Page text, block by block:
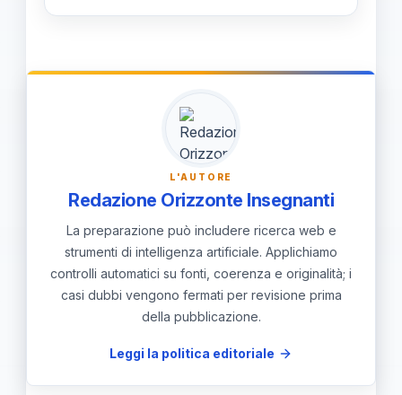
Le critiche e il dibattito pubblico
fondamentale per riflettere sulle
modalità di approccio all'educazione,
contribuendo a perfezionare le linee
guida, garantendo che siano efficaci
e rispettose delle diverse sensibilità
sociali e culturali.
L'AUTORE
Redazione Orizzonte Insegnanti
La preparazione può includere ricerca web e
strumenti di intelligenza artificiale. Applichiamo
controlli automatici su fonti, coerenza e originalità; i
casi dubbi vengono fermati per revisione prima
della pubblicazione.
Leggi la politica editoriale